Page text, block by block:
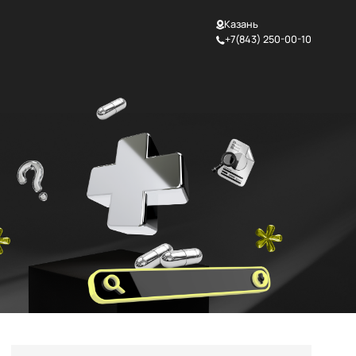
Казань
+7(843) 250-00-10